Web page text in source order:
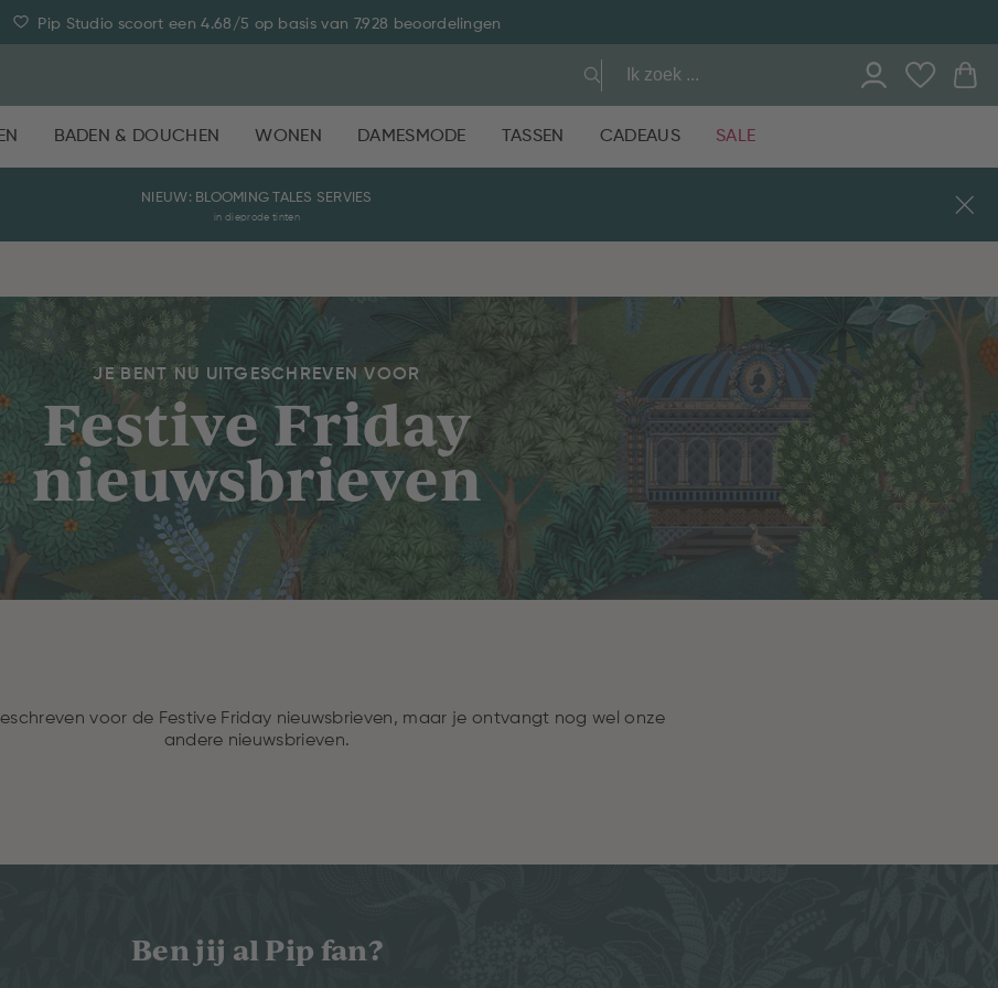
Pip Studio scoort een 4.68/5 op basis van 7.928 beoordelingen
BADEN & DOUCHEN WONEN DAMESMODE TASSEN CADEAUS SALE
NIEUW: BLOOMING TALES SERVIES
in dieprode tinten
JE BENT NU UITGESCHREVEN VOOR
Festive Friday
nieuwsbrieven
voor de Festive Friday nieuwsbrieven, maar je ontvangt nog wel onze
andere nieuwsbrieven.
Ben jij al Pip fan?